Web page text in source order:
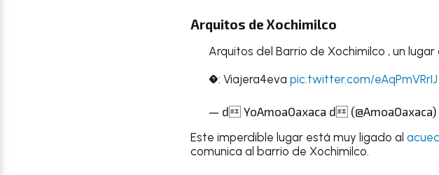
Arquitos de Xochimilco
Arquitos del Barrio de Xochimilco , un
�: Viajera4eva pic.twitter.com/eAqPmVRrIJ
— d YoAmoaOaxaca d (@AmoaOaxaca)
Este imperdible lugar está muy ligado al
comunica al barrio de Xochimilco.